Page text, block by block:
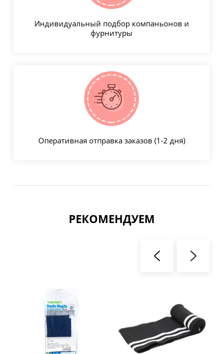
Индивидуальный подбор компаньонов и
фурнитуры
Оперативная отправка заказов (1-2 дня)
РЕКОМЕНДУЕМ